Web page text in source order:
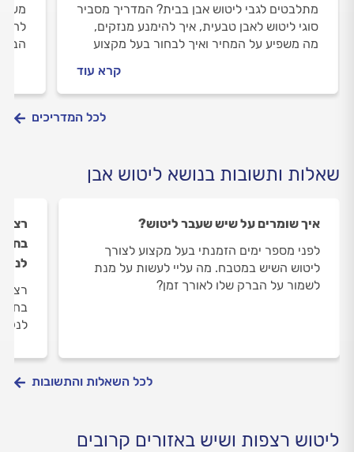
מתלבטים לגבי ליטוש אבן בבית? המדריך מסביר
סוגי ליטוש לאבן טבעית, איך להימנע מנזקים,
מה משפיע על המחיר ואיך לבחור בעל מקצוע
קרא עוד
הבא
לכל המדריכים
שאלות ותשובות בנושא ליטוש אבן
איך שומרים על שיש שעבר ליטוש?
לפני מספר ימים הזמנתי בעל מקצוע לצורך
ליטוש השיש במטבח. מה עליי לעשות על מנת
לשמור על הברק שלו לאורך זמן?
לכל השאלות והתשובות
ליטוש רצפות ושיש באזורים קרובים